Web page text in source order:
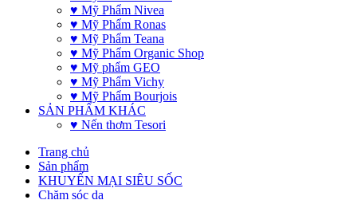
♥ Mỹ Phẩm Nivea
♥ Mỹ Phẩm Ronas
♥ Mỹ Phẩm Teana
♥ Mỹ Phẩm Organic Shop
♥ Mỹ phẩm GEO
♥ Mỹ Phẩm Vichy
♥ Mỹ Phẩm Bourjois
SẢN PHẨM KHÁC
♥ Nến thơm Tesori
Trang chủ
Sản phẩm
KHUYẾN MẠI SIÊU SỐC
Chăm sóc da